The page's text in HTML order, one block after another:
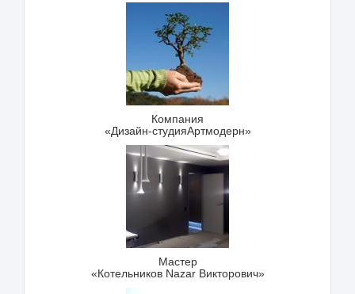
Компания
«Дизайн-студияАртмодерн»
Мастер
«Котельников Nazar Викторович»